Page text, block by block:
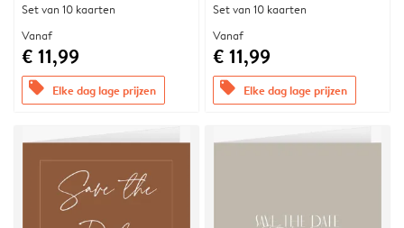
Set van 10 kaarten
Vanaf
€ 11,99
offers Elke dag lage prijzen
Set van 10 kaarten
Vanaf
€ 11,99
offers Elke dag lage prijzen